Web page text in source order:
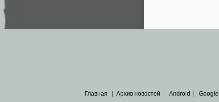
Главная | Архив новостей | Android | Google